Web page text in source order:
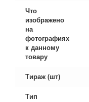
Что
изображено
на
фотографиях
к данному
товару
Тираж (шт)
Тип